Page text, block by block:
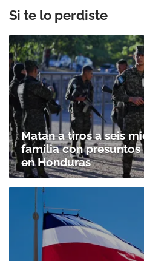
Si te lo perdiste
Matan a tiros a seis
familia con presuntos
en Honduras